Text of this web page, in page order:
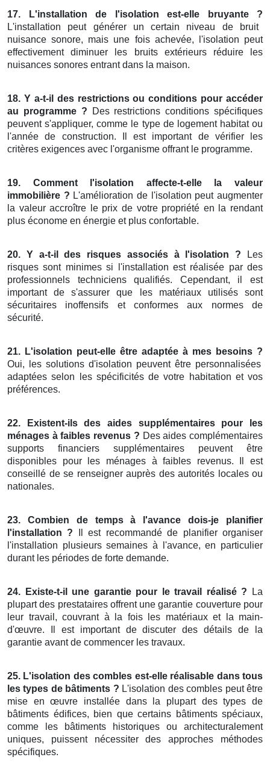
17. L'installation de l'isolation est-elle bruyante ?
L'installation peut générer un certain niveau de bruit
nuisance sonore, mais une fois achevée, l'isolation peut
effectivement diminuer les bruits extérieurs réduire les
nuisances sonores entrant dans la maison.
18. Y a-t-il des restrictions ou conditions pour accéder
au programme ? Des restrictions conditions spécifiques
peuvent s'appliquer, comme le type de logement habitat ou
l'année de construction. Il est important de vérifier les
critères exigences avec l'organisme offrant le programme.
19. Comment l'isolation affecte-t-elle la valeur
immobilière ? L'amélioration de l'isolation peut augmenter
la valeur accroître le prix de votre propriété en la rendant
plus économe en énergie et plus confortable.
20. Y a-t-il des risques associés à l'isolation ? Les
risques sont minimes si l'installation est réalisée par des
professionnels techniciens qualifiés. Cependant, il est
important de s'assurer que les matériaux utilisés sont
sécuritaires inoffensifs et conformes aux normes de
sécurité.
21. L'isolation peut-elle être adaptée à mes besoins ?
Oui, les solutions d'isolation peuvent être personnalisées
adaptées selon les spécificités de votre habitation et vos
préférences.
22. Existent-ils des aides supplémentaires pour les
ménages à faibles revenus ? Des aides complémentaires
supports financiers supplémentaires peuvent être
disponibles pour les ménages à faibles revenus. Il est
conseillé de se renseigner auprès des autorités locales ou
nationales.
23. Combien de temps à l'avance dois-je planifier
l'installation ? Il est recommandé de planifier organiser
l'installation plusieurs semaines à l'avance, en particulier
durant les périodes de forte demande.
24. Existe-t-il une garantie pour le travail réalisé ? La
plupart des prestataires offrent une garantie couverture pour
leur travail, couvrant à la fois les matériaux et la main-
d'œuvre. Il est important de discuter des détails de la
garantie avant de commencer les travaux.
25. L'isolation des combles est-elle réalisable dans tous
les types de bâtiments ? L'isolation des combles peut être
mise en œuvre installée dans la plupart des types de
bâtiments édifices, bien que certains bâtiments spéciaux,
comme les bâtiments historiques ou architecturalement
uniques, puissent nécessiter des approches méthodes
spécifiques.